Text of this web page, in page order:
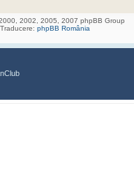
2002, 2005, 2007 phpBB Group
phpBB România